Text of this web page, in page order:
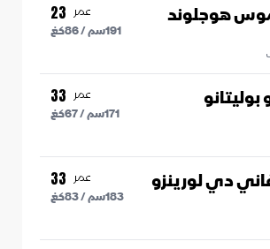
هوجلوند عمر 23
191سم /86كغ
بوليتانو عمر 33
171سم /67كغ
دي لورينزو عمر 33
183سم /83كغ